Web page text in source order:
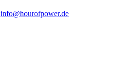
info@hourofpower.de